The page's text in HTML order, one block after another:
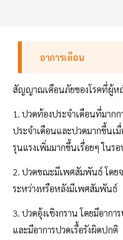
อาการเตือน
สัญญาณเตือนภัยของโรคที่ผู้หญิ
1. ปวดท้องประจำเดือนที่มาก
ประจำเดือนและปวดมากขึ้นเ
รุนแรงเพิ่มมากขึ้นเรื่อยๆ ในร
2. ปวดขณะมีเพศสัมพันธ์ โดยจ
ระหว่างหรือหลังมีเพศสัมพันธ์
3. ปวดอุ้งเชิงกราน โดยมีอาก
และมีอาการปวดเรื้อรังผิดปกติ